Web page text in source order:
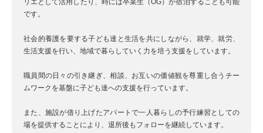
リエとして活用したり、時には卒業生（OG）が宿泊することも可能
です。
社会的養護を要する子ども達と生活を共にしながら、就学、就労、
生活支援を行い、地域で暮らしていく力を培う支援をしています。
職員間の日々の引き継ぎ、相談、お互いの価値観を尊重し合うチー
ムワークを基盤に子ども達への支援を行っています。
また、施設が借り上げたアパートで一人暮らしの予行練習としての
場を提供することにより、退所後もフォローを継続しています。